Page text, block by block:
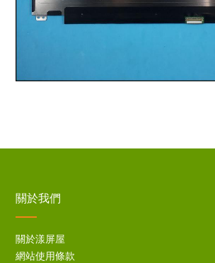
關於我們
關於漾屏屋
網站使用條款